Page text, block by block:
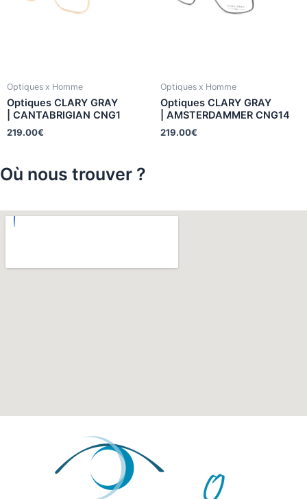
Optiques x Homme
Optiques CLARY GRAY
| CANTABRIGIAN CNG1
219.00€
Optiques x Homme
Optiques CLARY GRAY
| AMSTERDAMMER CNG14
219.00€
Où nous trouver ?